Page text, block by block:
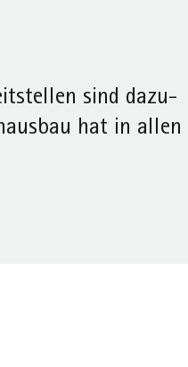
sind dazu­
hat in allen